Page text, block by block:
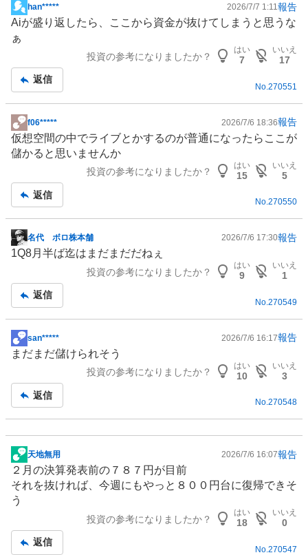
掲
示
板
han***** 2026/7/7 1:11報告
Aiが盛り返したら、ここから資金が抜けてしまうと思うな
ぁ
投資の参考になりましたか？
はい
7
いいえ
17
返信
No.270551
掲
示
板
f06***** 2026/7/6 18:36報告
仮想空間の中でライブとかするのが普通になったらここが
儲かると思いませんか
投資の参考になりましたか？
はい
15
いいえ
5
返信
No.270550
掲
示
事
名代 ボロ株本舗 2026/7/6 17:30報告
1Q8月半ば迄はまだまだだねぇ
投資の参考になりましたか？
はい
9
いいえ
1
返信
No.270549
掲
示
事
san***** 2026/7/6 16:17報告
まだまだ儲けられそう
投資の参考になりましたか？
はい
10
いいえ
3
返信
No.270548
掲
示
板
記
天地無用 2026/7/6 16:07報告
２月の決算発表前の７８７円が目前
それを抜ければ、今週にもやっと８００円台に復帰できそ
う
投資の参考になりましたか？
はい
18
いいえ
0
返信
No.270547